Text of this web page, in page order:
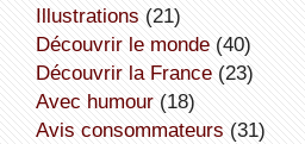
illustrations (21)
découvrir le monde(40)
découvrir la France(23)
avec humour(18)
avis consommateurs (31)